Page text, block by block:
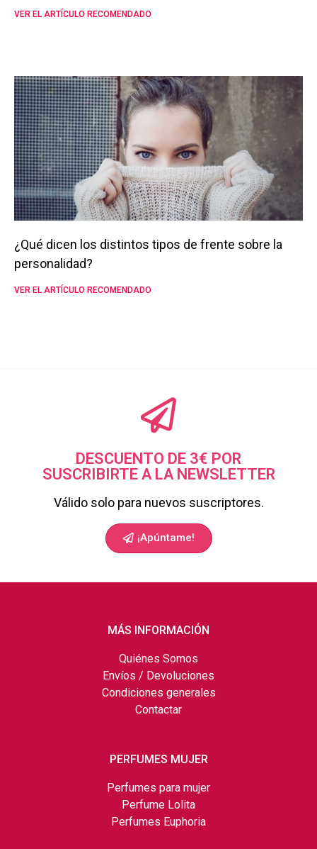
VER EL ARTÍCULO RECOMENDADO
¿Qué dicen los distintos tipos de frente sobre la
personalidad?
VER EL ARTÍCULO RECOMENDADO
DESCUENTO DE 3€ POR
SUSCRIBIRTE A LA NEWSLETTER
Válido solo para nuevos suscriptores.
¡Apúntame!
MÁS INFORMACIÓN
Quiénes Somos
Envíos / Devoluciones
Condiciones generales
Contactar
PERFUMES MUJER
Perfumes para mujer
Perfume Lolita
Perfumes Euphoria